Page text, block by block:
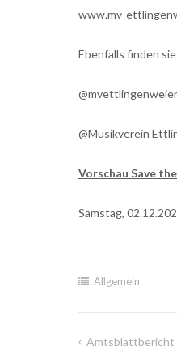
www.mv-
Ebenfalls finden
@Musikverein
Vorschau Save
Samstag,
Allgemein
Amtsblattbericht